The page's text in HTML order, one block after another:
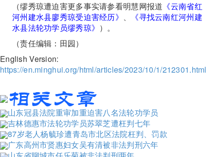
（缪秀琼遭迫害更多事实请参看明慧网报道 《云南省红
河州建水县廖秀琼受迫害经历》 、
《寻找云南红河州建
水县法轮功学员缪秀琼》 ）。
（责任编辑：田园）
English Version:
https://en.minghui.org/html/articles/2023/10/1/212301.html
山东冠县法院重审加重迫害八名法轮功学员
吉林德惠市法轮功学员苏翠芝遭枉判七年
87岁老人杨毓珍遭青岛市北区法院枉判、罚款
广东高州市贤惠妇女吴有清被非法判刑六年